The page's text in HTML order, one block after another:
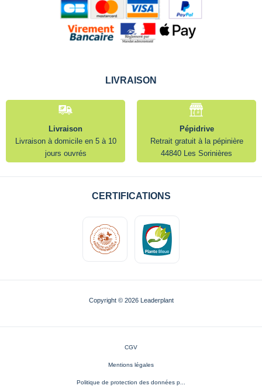
LIVRAISON
Livraison
Livraison à domicile en 5 à 10
jours ouvrés
Pépidrive
Retrait gratuit à la pépinière
44840 Les Sorinières
CERTIFICATIONS
Copyright © 2026 Leaderplant
CGV
Mentions légales
Politique de protection des données p...